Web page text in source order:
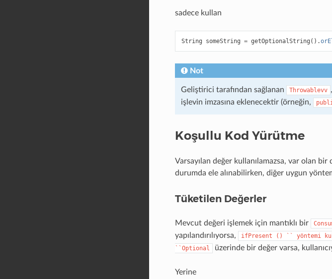
sadece kullan
String someString = getOptionalString ().
Not
Geliştirici tarafından sağlanan Throwablevv
işlevin imzasına eklenecektir (örneğin,
Koşullu Kod Yürütme
Varsayılan değer kullanılamazsa, var olan bir
durumda ele alınabilirken, diğer uygun
Tüketilen Değerler
Mevcut değeri işlemek için mantıklı bir
yapılandırılıyorsa,
ifPresent () `` yöntemi
``Optional
üzerinde bir değer varsa,
Yerine